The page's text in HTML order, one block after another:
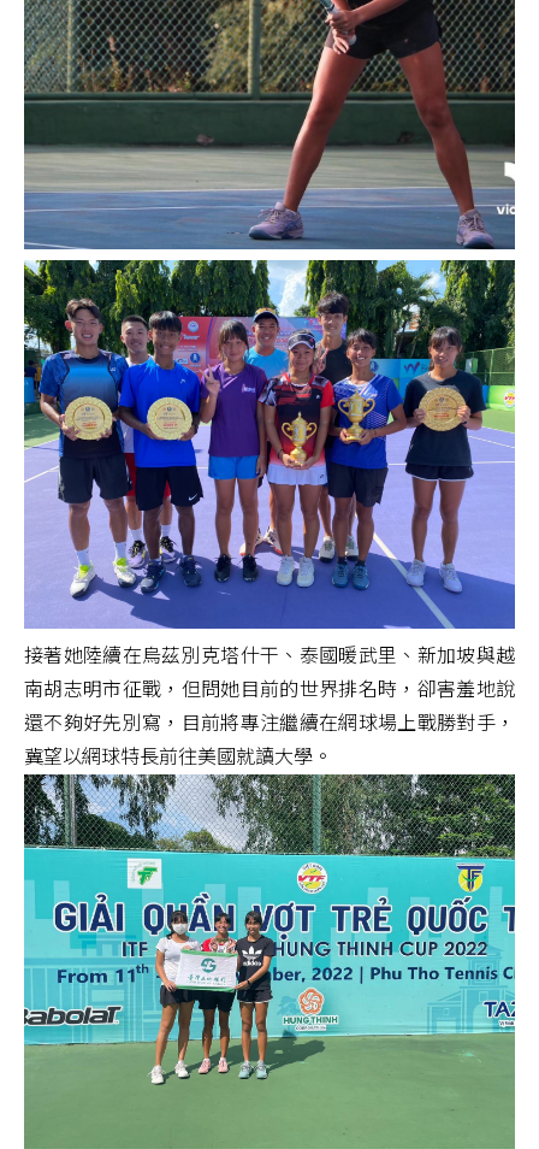
接著她陸續在烏茲別克塔什干、泰國暖武里、新加坡與越
南胡志明市征戰，但問她目前的世界排名時，卻害羞地說
還不夠好先別寫，目前將專注繼續在網球場上戰勝對手，
冀望以網球特長前往美國就讀大學。